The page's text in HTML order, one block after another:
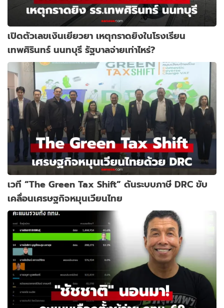
เปิดตัวเลขเงินเยียวยา เหตุกราดยิงในโรงเรียน
เทพศิรินทร์ นนทบุรี รัฐบาลจ่ายเท่าไหร่?
เวที “The Green Tax Shift” ดันระบบภาษี DRC ขับ
เคลื่อนเศรษฐกิจหมุนเวียนไทย